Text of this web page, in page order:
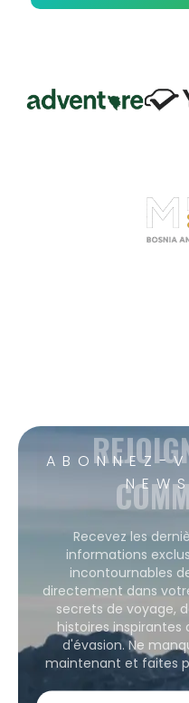
ABONNEZ-
Recevez les
informations
incontournables
directement dans
secrets de voyage,
histoires
d'évasion. Ne
maintenant et faites